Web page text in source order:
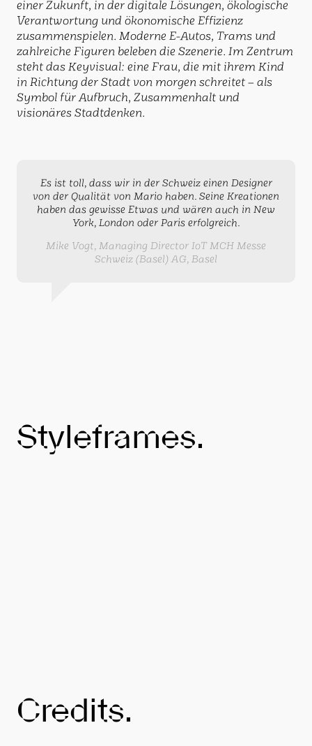
einer Zukunft, in der digitale Lösungen, ökologische
Verantwortung und ökonomische Effizienz
zusammenspielen. Moderne E-Autos, Trams und
zahlreiche Figuren beleben die Szenerie. Im Zentrum
steht das Keyvisual: eine Frau, die mit ihrem Kind
in Richtung der Stadt von morgen schreitet – als
Symbol für Aufbruch, Zusammenhalt und
visionäres Stadtdenken.
Es ist toll, dass wir in der Schweiz einen Designer
von der Qualität von Mario haben. Seine Kreationen
haben das gewisse Etwas und wären auch in New
York, London oder Paris erfolgreich.
Mike Vogt, Managing Director IoT MCH Messe
Schweiz (Basel) AG, Basel
Styleframes.
Credits.